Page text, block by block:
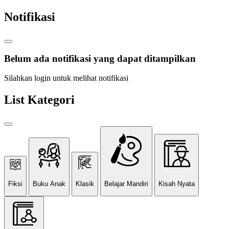
Notifikasi
Belum ada notifikasi yang dapat ditampilkan
Silahkan login untuk melihat notifikasi
List Kategori
Fiksi Buku Anak Klasik Belajar Mandiri Kisah Nyata